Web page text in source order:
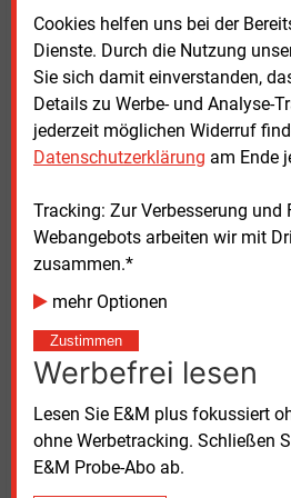
Cookies helfen uns bei der
Dienste. Durch die Nutzung
Sie sich damit einverstanden,
Details zu Werbe- und Analyse-
jederzeit möglichen Widerruf
Datenschutzerklärung am Ende
Tracking: Zur Verbesserung und
Webangebots arbeiten wir mit
zusammen.*
mehr Optionen
Zustimmen
Werbefrei lesen
Lesen Sie E&M plus fokussiert
ohne Werbetracking. Schließen
E&M Probe-Abo ab.
Umsatz
Euro
davon mit Gas
davon mit Strom
Euro
Ebit (Betriebsergebnis)
Konzernjahresüberschuss
Rendite aufs gebundene
Kapital (ROCE)
Beschäftigte